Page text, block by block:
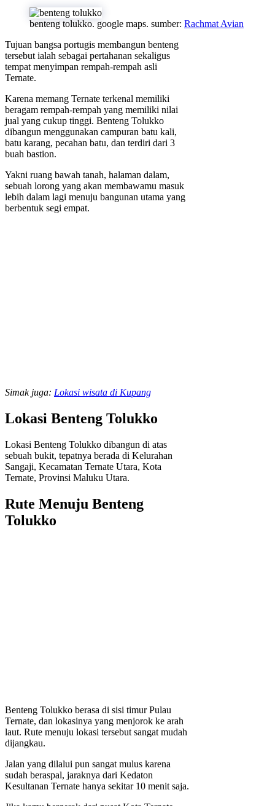
benteng tolukko. google maps. sumber: Rachmat Avian
Tujuan bangsa portugis membangun benteng
tersebut ialah sebagai pertahanan sekaligus
tempat menyimpan rempah-rempah asli
Ternate.
Karena memang Ternate terkenal memiliki
beragam rempah-rempah yang memiliki nilai
jual yang cukup tinggi. Benteng Tolukko
dibangun menggunakan campuran batu kali,
batu karang, pecahan batu, dan terdiri dari 3
buah bastion.
Yakni ruang bawah tanah, halaman dalam,
sebuah lorong yang akan membawamu masuk
lebih dalam lagi menuju bangunan utama yang
berbentuk segi empat.
Simak juga: Lokasi wisata di Kupang
Lokasi Benteng Tolukko
Lokasi Benteng Tolukko dibangun di atas
sebuah bukit, tepatnya berada di Kelurahan
Sangaji, Kecamatan Ternate Utara, Kota
Ternate, Provinsi Maluku Utara.
Rute Menuju Benteng
Tolukko
Benteng Tolukko berasa di sisi timur Pulau
Ternate, dan lokasinya yang menjorok ke arah
laut. Rute menuju lokasi tersebut sangat mudah
dijangkau.
Jalan yang dilalui pun sangat mulus karena
sudah beraspal, jaraknya dari Kedaton
Kesultanan Ternate hanya sekitar 10 menit saja.